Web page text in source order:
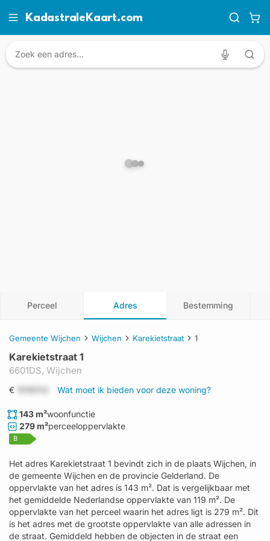
KadastraleKaart.com
Perceel Adres Bestemming
Gemeente Wijchen Wijchen Karekietstraat 1
Karekietstraat 1
6601DS, Wijchen
€ Wat moet ik bieden voor deze woning?
143 m²woonfunctie
279 m²perceeloppervlakte
B
Het adres Karekietstraat 1 bevindt zich in de plaats Wijchen, in
de gemeente Wijchen en de provincie Gelderland. De
oppervlakte van het adres is 143 m². Dat is vergelijkbaar met
het gemiddelde Nederlandse oppervlakte van 119 m². De
oppervlakte van het perceel waarin het adres ligt is 279 m². Dit
is het adres met de grootste oppervlakte van alle adressen in
de straat. Gemiddeld hebben de objecten in de straat een